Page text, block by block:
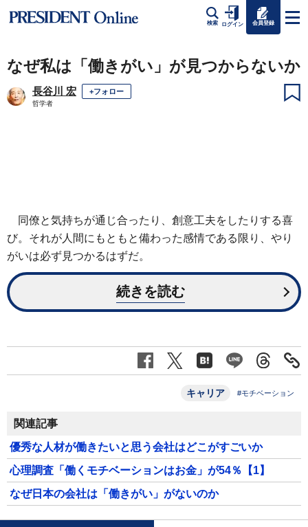
検索 ログイン 会員登録
なぜ私は「働きがい」が見つからないか
長谷川 宏 +フォロー
哲学者
同僚と気持ちが通じ合ったり、創意工夫をしたりする喜
び。それが人間にもともと備わった感情である限り、やり
がいは必ず見つかるはずだ。
続きを読む
キャリア #モチベーション
関連記事
優秀な人材が働きたいと思う会社はどこがすごいか
心理調査「働くモチベーションはお金」が54％【1】
なぜ日本の会社は「働きがい」がないのか